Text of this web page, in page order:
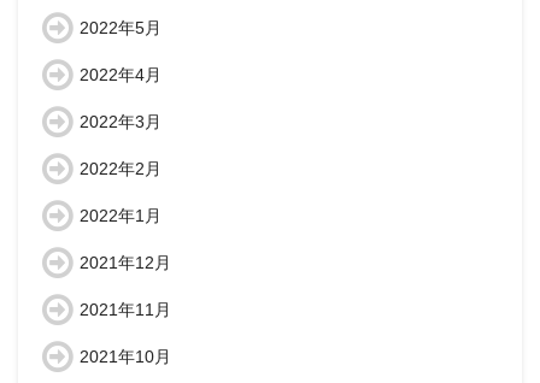
2022年5月
2022年4月
2022年3月
2022年2月
2022年1月
2021年12月
2021年11月
2021年10月